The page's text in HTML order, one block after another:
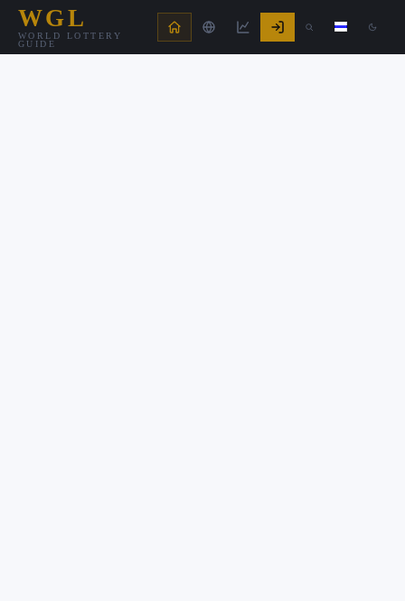
WGL
WORLD LOTTERY
GUIDE